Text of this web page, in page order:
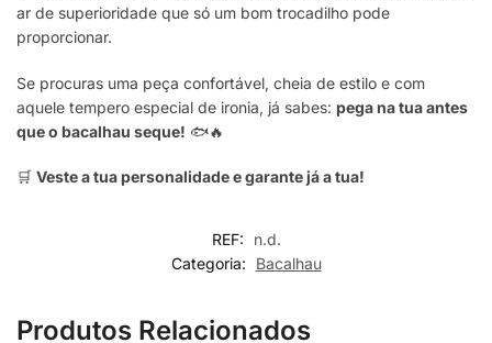
ar de superioridade que só um bom trocadilho pode
proporcionar.
Se procuras uma peça confortável, cheia de estilo e com
aquele tempero especial de ironia, já sabes: pega na tua antes
que o bacalhau seque! 🐟🔥
🛒 Veste a tua personalidade e garante já a tua!
REF:
n.d.
Categoria:
Bacalhau
Produtos Relacionados